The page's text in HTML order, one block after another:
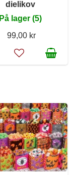
dielikov
På lager (5)
99,00 kr